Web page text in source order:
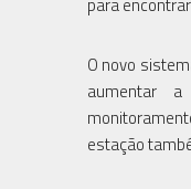
O novo
aumentar
estação